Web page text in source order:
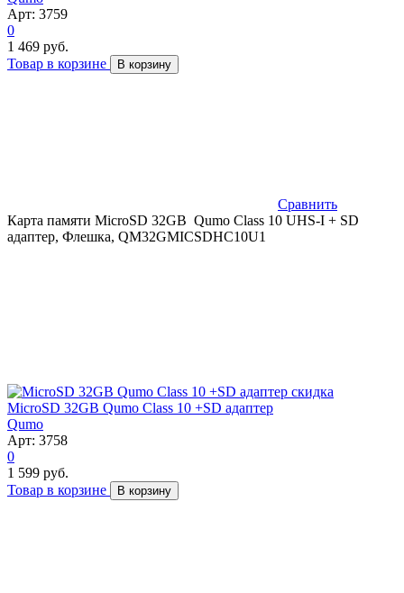
Арт: 3759
0
1 469 руб.
Товар в корзине
В корзину
Сравнить
Карта памяти MicroSD 32GB Qumo Class 10 UHS-I + SD
адаптер, Флешка, QM32GMICSDHC10U1
скидка
MicroSD 32GB Qumo Class 10 +SD адаптер
Qumo
Арт: 3758
0
1 599 руб.
Товар в корзине
В корзину